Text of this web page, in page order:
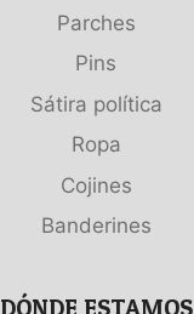
Parches
Pins
Sátira política
Ropa
Cojines
Banderines